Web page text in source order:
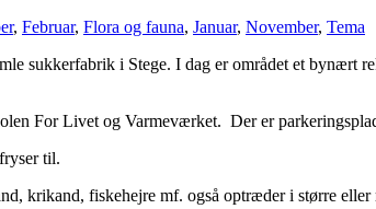
, Februar, Flora og fauna, Januar, November, Tema
sukkerfabrik i Stege. I dag er området et
For Livet og Varmeværket. Der er
til.
krikand, fiskehejre mf. også optræder i større eller